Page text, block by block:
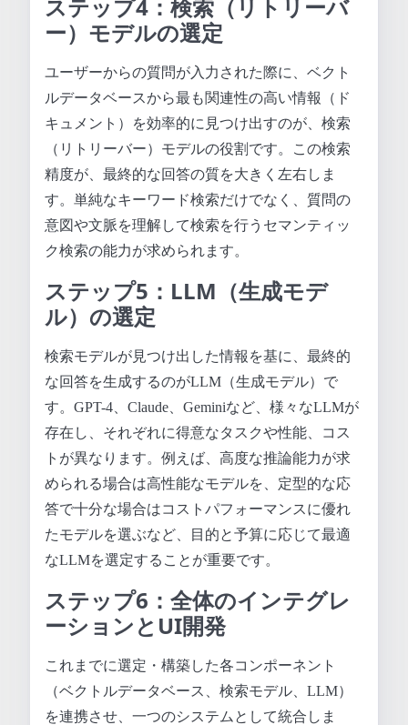
ステップ4：検索（リトリーバ
ー）モデルの選定
ユーザーからの質問が入力された際に、ベクト
ルデータベースから最も関連性の高い情報（ド
キュメント）を効率的に見つけ出すのが、検索
（リトリーバー）モデルの役割です。この検索
精度が、最終的な回答の質を大きく左右しま
す。単純なキーワード検索だけでなく、質問の
意図や文脈を理解して検索を行うセマンティッ
ク検索の能力が求められます。
ステップ5：LLM（生成モデ
ル）の選定
検索モデルが見つけ出した情報を基に、最終的
な回答を生成するのがLLM（生成モデル）で
す。GPT-4、Claude、Geminiなど、様々なLLMが
存在し、それぞれに得意なタスクや性能、コス
トが異なります。例えば、高度な推論能力が求
められる場合は高性能なモデルを、定型的な応
答で十分な場合はコストパフォーマンスに優れ
たモデルを選ぶなど、目的と予算に応じて最適
なLLMを選定することが重要です。
ステップ6：全体のインテグレ
ーションとUI開発
これまでに選定・構築した各コンポーネント
（ベクトルデータベース、検索モデル、LLM）
を連携させ、一つのシステムとして統合しま